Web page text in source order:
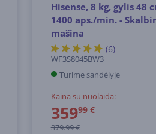
Hisense, 8 kg, gylis 48
1400 aps./min. -
mašina
(6)
WF3S8045BW3
Turime sandėlyje
Kaina su nuolaida:
35999 €
379.99 €